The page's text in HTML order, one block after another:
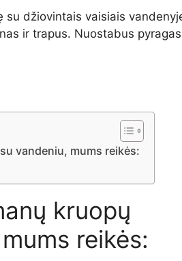
su džiovintais vaisiais
ir trapus. Nuostabus pyragas
vandeniu, mums reikės:
kruopų
reikės: